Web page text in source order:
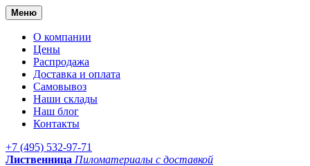
Меню
О компании
Цены
Распродажа
Доставка и оплата
Самовывоз
Наши склады
Наш блог
Контакты
+7 (495) 532-97-71
Лиственница Пиломатериалы с доставкой